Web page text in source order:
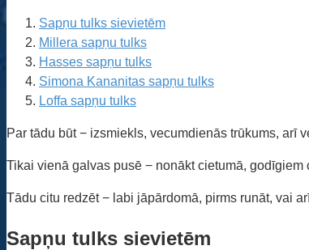
Sapņu tulks sievietēm
Millera sapņu tulks
Hasses sapņu tulks
Simona Kananitas sapņu tulks
Loffa sapņu tulks
Par tādu būt − izsmiekls, vecumdienās trūkums, arī
Tikai vienā galvas pusē − nonākt cietumā, godīgiem
Tādu citu redzēt − labi jāpārdomā, pirms runāt, vai
Sapņu tulks sievietēm